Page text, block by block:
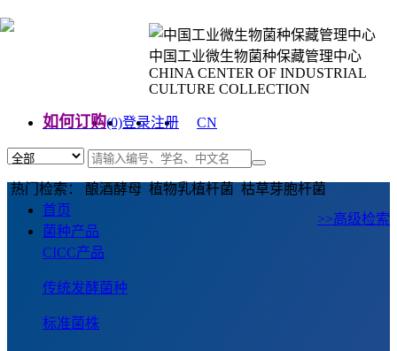
中国工业微生物菌种保藏管理中心
CHINA CENTER OF INDUSTRIAL
CULTURE COLLECTION
如何订购(0)登录注册
CN
热门检索： 酿酒酵母 植物乳植杆菌 枯草芽胞杆菌
>>高级检索
首页
菌种产品
CICC产品
传统发酵菌种
标准菌株